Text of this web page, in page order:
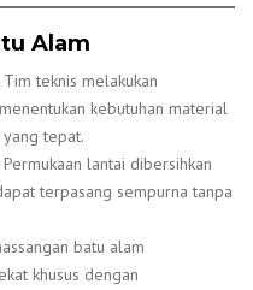
Alam
Tim teknis melakukan
kebutuhan material
tepat.
Permukaan lantai dibersihkan
terpasang sempurna tanpa
batu alam
khusus dengan